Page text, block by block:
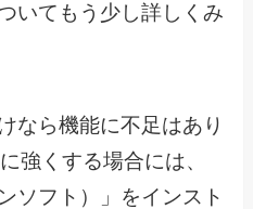
いてもう少し詳しくみ
なら機能に不足はあり
強くする場合には、
ソフト）」をインスト